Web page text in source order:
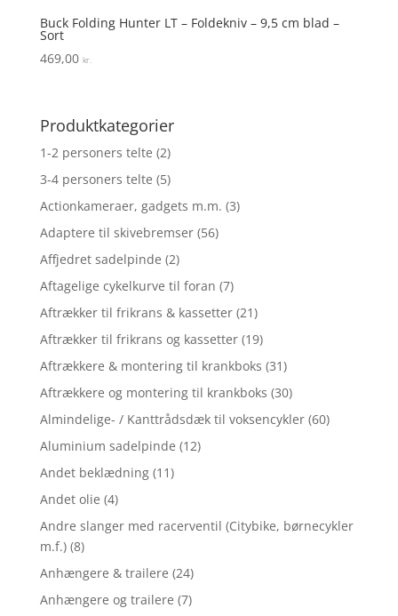
Buck Folding Hunter LT – Foldekniv – 9,5 cm blad –
Sort
469,00 kr.
Produktkategorier
1-2 personers telte (2)
3-4 personers telte (5)
Actionkameraer, gadgets m.m. (3)
Adaptere til skivebremser (56)
Affjedret sadelpinde (2)
Aftagelige cykelkurve til foran (7)
Aftrækker til frikrans & kassetter (21)
Aftrækker til frikrans og kassetter (19)
Aftrækkere & montering til krankboks (31)
Aftrækkere og montering til krankboks (30)
Almindelige- / Kanttrådsdæk til voksencykler (60)
Aluminium sadelpinde (12)
Andet beklædning (11)
Andet olie (4)
Andre slanger med racerventil (Citybike, børnecykler
m.f.) (8)
Anhængere & trailere (24)
Anhængere og trailere (7)